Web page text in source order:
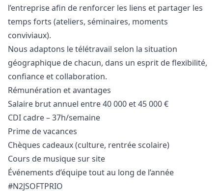
l’entreprise afin de renforcer les liens et partager les
temps forts (ateliers, séminaires, moments
conviviaux).
Nous adaptons le télétravail selon la situation
géographique de chacun, dans un esprit de flexibilité,
confiance et collaboration.
Rémunération et avantages
Salaire brut annuel entre 40 000 et 45 000 €
CDI cadre – 37h/semaine
Prime de vacances
Chèques cadeaux (culture, rentrée scolaire)
Cours de musique sur site
Événements d’équipe tout au long de l’année
#N2JSOFTPRIO